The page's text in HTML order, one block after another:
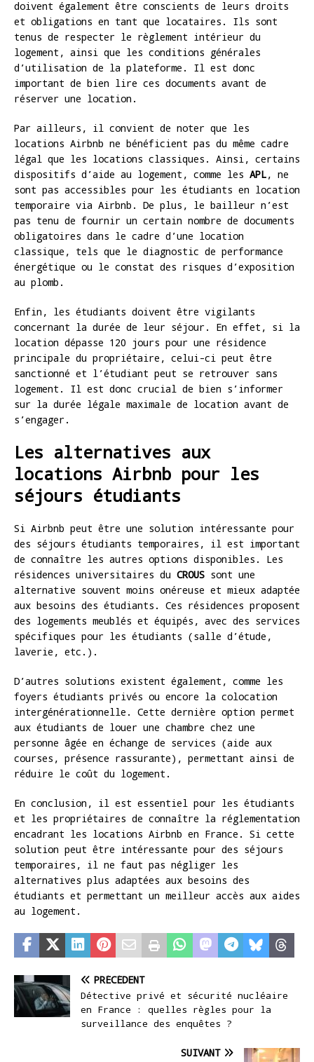
doivent également être conscients de leurs droits
et obligations en tant que locataires. Ils sont
tenus de respecter le règlement intérieur du
logement, ainsi que les conditions générales
d’utilisation de la plateforme. Il est donc
important de bien lire ces documents avant de
réserver une location.
Par ailleurs, il convient de noter que les
locations Airbnb ne bénéficient pas du même cadre
légal que les locations classiques. Ainsi, certains
dispositifs d’aide au logement, comme les APL, ne
sont pas accessibles pour les étudiants en location
temporaire via Airbnb. De plus, le bailleur n’est
pas tenu de fournir un certain nombre de documents
obligatoires dans le cadre d’une location
classique, tels que le diagnostic de performance
énergétique ou le constat des risques d’exposition
au plomb.
Enfin, les étudiants doivent être vigilants
concernant la durée de leur séjour. En effet, si la
location dépasse 120 jours pour une résidence
principale du propriétaire, celui-ci peut être
sanctionné et l’étudiant peut se retrouver sans
logement. Il est donc crucial de bien s’informer
sur la durée légale maximale de location avant de
s’engager.
Les alternatives aux
locations Airbnb pour les
séjours étudiants
Si Airbnb peut être une solution intéressante pour
des séjours étudiants temporaires, il est important
de connaître les autres options disponibles. Les
résidences universitaires du CROUS sont une
alternative souvent moins onéreuse et mieux adaptée
aux besoins des étudiants. Ces résidences proposent
des logements meublés et équipés, avec des services
spécifiques pour les étudiants (salle d’étude,
laverie, etc.).
D’autres solutions existent également, comme les
foyers étudiants privés ou encore la colocation
intergénérationnelle. Cette dernière option permet
aux étudiants de louer une chambre chez une
personne âgée en échange de services (aide aux
courses, présence rassurante), permettant ainsi de
réduire le coût du logement.
En conclusion, il est essentiel pour les étudiants
et les propriétaires de connaître la réglementation
encadrant les locations Airbnb en France. Si cette
solution peut être intéressante pour des séjours
temporaires, il ne faut pas négliger les
alternatives plus adaptées aux besoins des
étudiants et permettant un meilleur accès aux aides
au logement.
PRÉCÉDENT
Détective privé et sécurité nucléaire
en France : quelles règles pour la
surveillance des enquêtes ?
SUIVANT